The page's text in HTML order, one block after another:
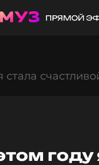
ПРЯМОЙ
году